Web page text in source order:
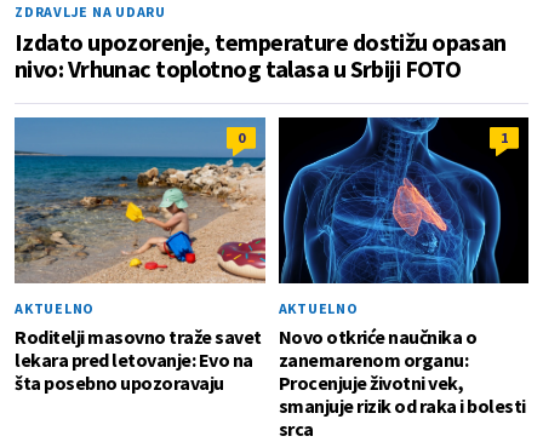
ZDRAVLJE NA UDARU
Izdato upozorenje, temperature dostižu opasan
nivo: Vrhunac toplotnog talasa u Srbiji FOTO
0
AKTUELNO
Roditelji masovno traže savet
lekara pred letovanje: Evo na
šta posebno upozoravaju
1
AKTUELNO
Novo otkriće naučnika o
zanemarenom organu:
Procenjuje životni vek,
smanjuje rizik od raka i bolesti
srca